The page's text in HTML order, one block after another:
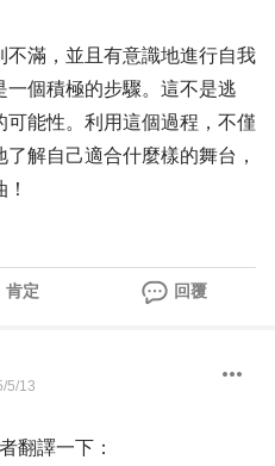
滿，並且有意識地進行自我
個積極的步驟。這不是逃
能性。利用這個過程，不僅
解自己適合什麼樣的舞台，
肯定 回覆
5/13
翻譯一下：